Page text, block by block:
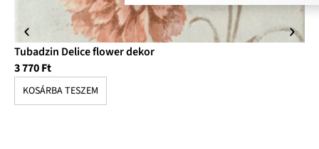
Tubadzin Delice flower dekor
3 770Ft
KOSÁRBA TESZEM